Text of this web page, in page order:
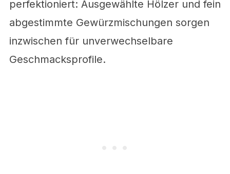
perfektioniert: Ausgewählte Hölzer und fein
abgestimmte Gewürzmischungen sorgen
inzwischen für unverwechselbare
Geschmacksprofile.